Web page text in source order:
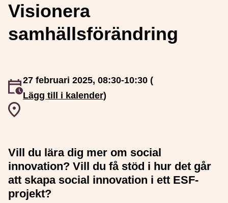
Visionera
samhällsförändring
Event inträffar
27 februari 2025, 08:30-10:30 (
Lägg till i kalender)
Event plats
Vill du lära dig mer om social
innovation? Vill du få stöd i hur det går
att skapa social innovation i ett ESF-
projekt?